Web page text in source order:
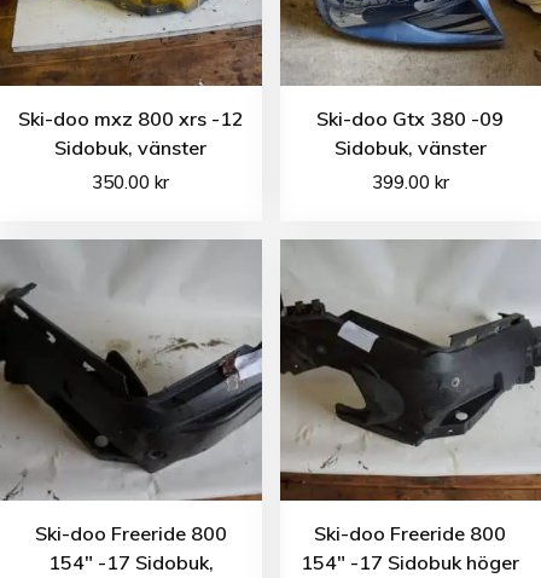
Ski-doo mxz 800 xrs -12
Sidobuk, vänster
350.00kr
Ski-doo Gtx 380 -09
Sidobuk, vänster
399.00 kr
Ski-doo Freeride 800
154″ -17 Sidobuk,
Ski-doo Freeride 800
154″ -17 Sidobuk höger